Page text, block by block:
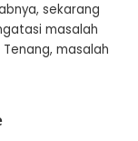
sekarang
masalah
masalah